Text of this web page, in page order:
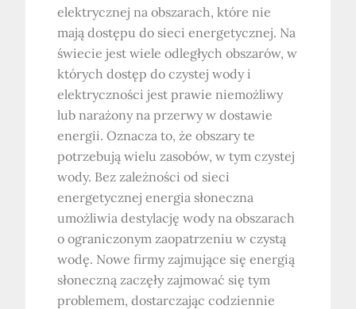
elektrycznej na obszarach, które nie
mają dostępu do sieci energetycznej. Na
świecie jest wiele odległych obszarów, w
których dostęp do czystej wody i
elektryczności jest prawie niemożliwy
lub narażony na przerwy w dostawie
energii. Oznacza to, że obszary te
potrzebują wielu zasobów, w tym czystej
wody. Bez zależności od sieci
energetycznej energia słoneczna
umożliwia destylację wody na obszarach
o ograniczonym zaopatrzeniu w czystą
wodę. Nowe firmy zajmujące się energią
słoneczną zaczęły zajmować się tym
problemem, dostarczając codziennie